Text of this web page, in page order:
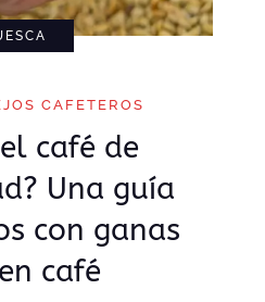
CAFETEROS
café de
Una guía
con ganas
café